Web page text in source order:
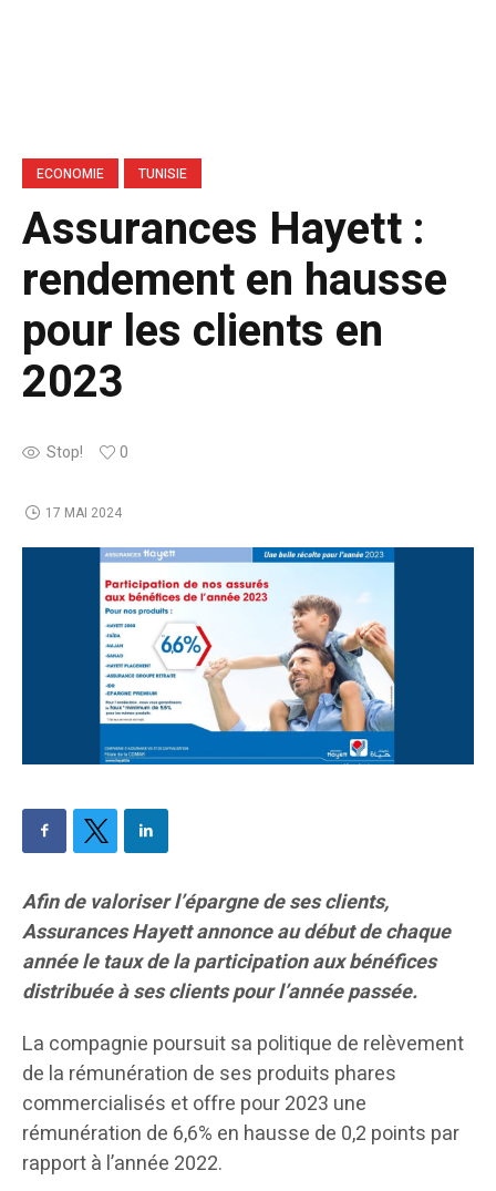
ECONOMIE TUNISIE
Assurances Hayett :
rendement en hausse
pour les clients en
2023
Stop! 0
17 MAI 2024
Afin de valoriser l’épargne de ses clients,
Assurances Hayett annonce au début de chaque
année le taux de la participation aux bénéfices
distribuée à ses clients pour l’année passée.
La compagnie poursuit sa politique de relèvement
de la rémunération de ses produits phares
commercialisés et offre pour 2023 une
rémunération de 6,6% en hausse de 0,2 points par
rapport à l’année 2022.